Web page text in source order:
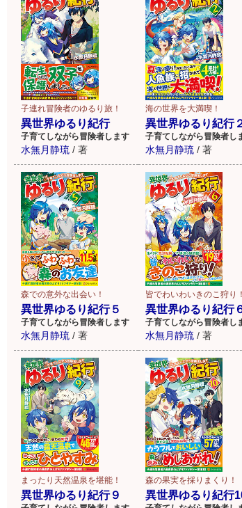
子連れ冒険者のゆるり旅！
異世界ゆるり紀行
子育てしながら冒険者します
水無月静琉 / 著
海の世界を大満喫！
異世界ゆるり紀行
子育てしながら冒険者し
水無月静琉 / 著
森での意外な出会い！
異世界ゆるり紀行５
子育てしながら冒険者します
水無月静琉 / 著
皆でわいわいきのこ狩り！
異世界ゆるり紀行
子育てしながら冒険者し
水無月静琉 / 著
まったり天然温泉を堪能！
異世界ゆるり紀行９
森の果実を採りまくり！
異世界ゆるり紀行